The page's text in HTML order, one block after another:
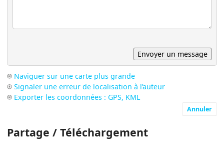
Naviguer sur une carte plus grande
Signaler une erreur de localisation à l’auteur
Exporter les coordonnées : GPS, KML
Annuler
Partage / Téléchargement